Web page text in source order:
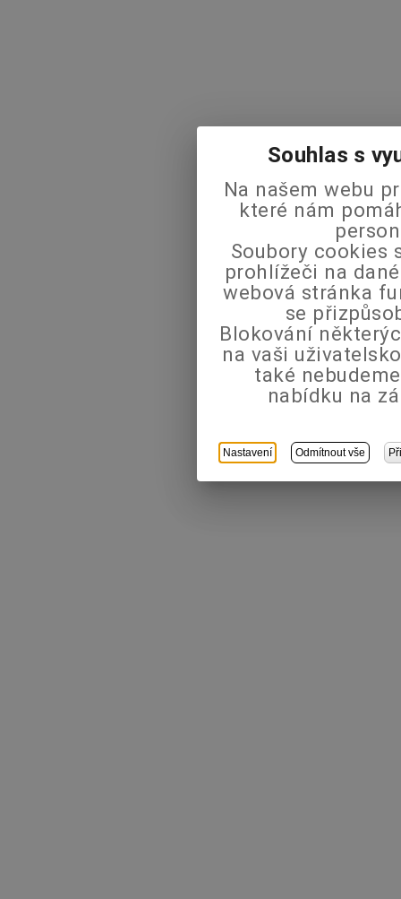
Souhlas s
Na našem webu
které nám
Soubory cookies
prohlížeči na
webová stránka
se
Blokování
na vaši
také
nabídku na
Nastavení Odmítnout vše